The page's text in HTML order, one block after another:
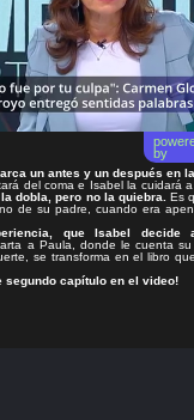
by
un antes y un después en
del coma e Isabel la cuidará
dobla, pero no la quiebra.
Es
de su padre, cuando era
que Isabel decide
a Paula, donde le cuenta
se transforma en el libro
segundo capítulo en el video!